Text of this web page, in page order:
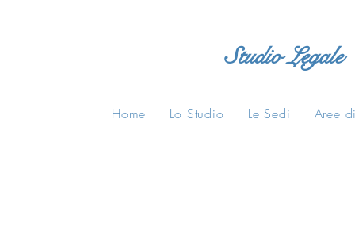
Studio Legale
Home Lo Studio Le Sedi Aree